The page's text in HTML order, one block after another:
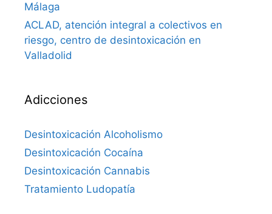
Málaga
ACLAD, atención integral a colectivos en
riesgo, centro de desintoxicación en
Valladolid
Adicciones
Desintoxicación Alcoholismo
Desintoxicación Cocaína
Desintoxicación Cannabis
Tratamiento Ludopatía